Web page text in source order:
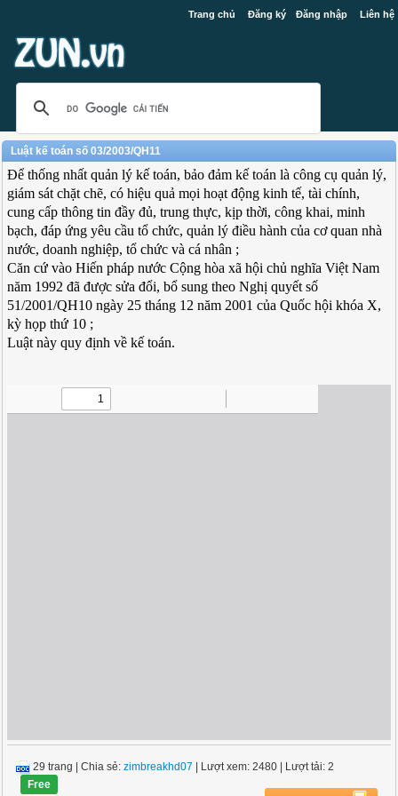
Trang chủ Đăng ký Đăng nhập Liên hệ
Luật kế toán số 03/2003/QH11
Để thống nhất quản lý kế toán, bảo đảm kế toán là công cụ quản lý,
giám sát chặt chẽ, có hiệu quả mọi hoạt động kinh tế, tài chính,
cung cấp thông tin đầy đủ, trung thực, kịp thời, công khai, minh
bạch, đáp ứng yêu cầu tổ chức, quản lý điều hành của cơ quan nhà
nước, doanh nghiệp, tổ chức và cá nhân ;
Căn cứ vào Hiến pháp nước Cộng hòa xã hội chủ nghĩa Việt Nam
năm 1992 đã được sửa đổi, bổ sung theo Nghị quyết số
51/2001/QH10 ngày 25 tháng 12 năm 2001 của Quốc hội khóa X,
kỳ họp thứ 10 ;
Luật này quy định về kế toán.
29 trang |Chia sẻ:zimbreakhd07 | Lượt xem: 2480 | Lượt tải: 2
Free